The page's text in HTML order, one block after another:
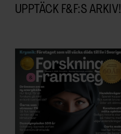
UPPTÄCK F&F:S ARKIV!